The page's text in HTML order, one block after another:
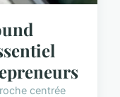
centrée